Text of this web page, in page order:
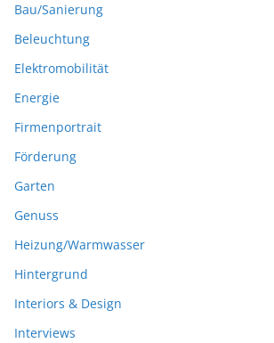
Bau/Sanierung
Beleuchtung
Elektromobilität
Energie
Firmenportrait
Förderung
Garten
Genuss
Heizung/Warmwasser
Hintergrund
Interiors & Design
Interviews